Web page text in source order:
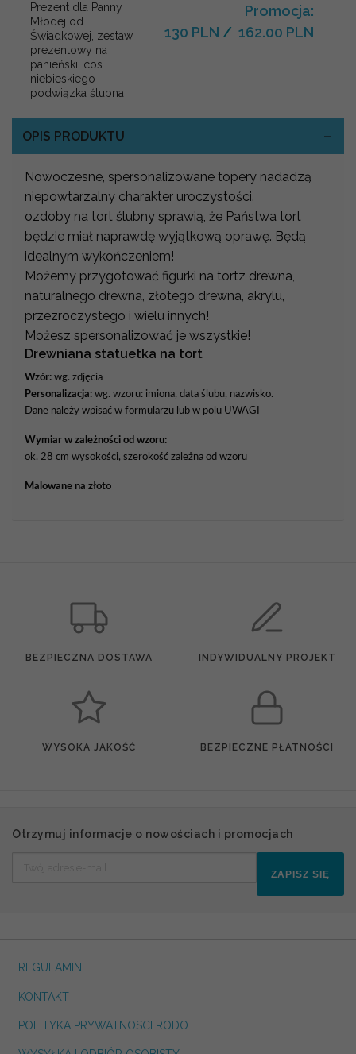
Prezent dla Panny
Młodej od
Świadkowej, zestaw
prezentowy na
panieński, cos
niebieskiego
podwiązka ślubna
Promocja:
130 PLN / 162.00 PLN
OPIS PRODUKTU
Nowoczesne, spersonalizowane topery nadadzą
niepowtarzalny charakter uroczystości.
ozdoby na tort ślubny sprawią, że Państwa tort
będzie miał naprawdę wyjątkową oprawę. Będą
idealnym wykończeniem!
Możemy przygotować figurki na tortz drewna,
naturalnego drewna, złotego drewna, akrylu,
przezroczystego i wielu innych!
Możesz spersonalizować je wszystkie!
Drewniana statuetka na tort
Wzór: wg. zdjęcia
Personalizacja: wg. wzoru: imiona, data ślubu, nazwisko.
Dane należy wpisać w formularzu lub w polu UWAGI
Wymiar w zależności od wzoru:
ok. 28 cm wysokości, szerokość zależna od wzoru
Malowane na złoto
BEZPIECZNA DOSTAWA INDYWIDUALNY PROJEKT
WYSOKA JAKOŚĆ BEZPIECZNE PŁATNOŚCI
Otrzymuj informacje o nowościach i promocjach
ZAPISZ SIĘ
REGULAMIN
KONTAKT
POLITYKA PRYWATNOSCI RODO